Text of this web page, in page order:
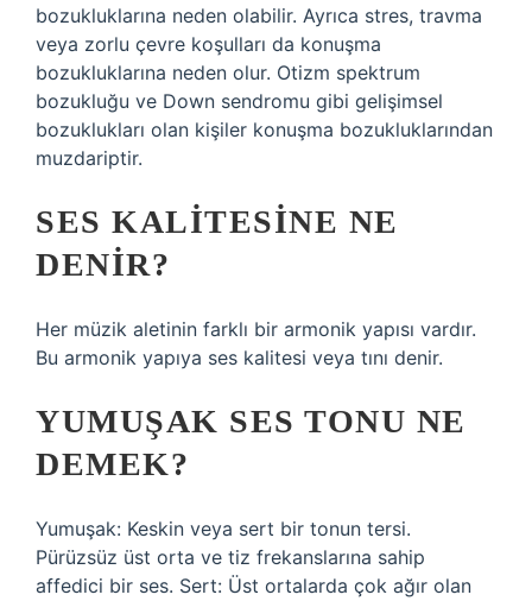
bozukluklarına neden olabilir. Ayrıca stres, travma
veya zorlu çevre koşulları da konuşma
bozukluklarına neden olur. Otizm spektrum
bozukluğu ve Down sendromu gibi gelişimsel
bozuklukları olan kişiler konuşma bozukluklarından
muzdariptir.
SES KALITESINE NE
DENIR?
Her müzik aletinin farklı bir armonik yapısı vardır.
Bu armonik yapıya ses kalitesi veya tını denir.
YUMUŞAK SES TONU NE
DEMEK?
Yumuşak: Keskin veya sert bir tonun tersi.
Pürüzsüz üst orta ve tiz frekanslarına sahip
affedici bir ses. Sert: Üst ortalarda çok ağır olan